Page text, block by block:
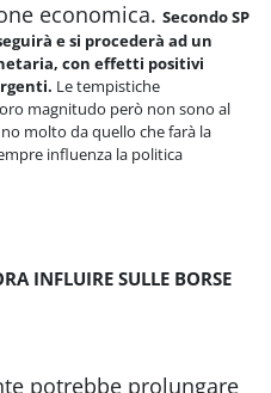
economica. Secondo SP
e si procederà ad un
con effetti positivi
Le tempistiche
magnitudo però non sono al
molto da quello che farà la
influenza la politica
INFLUIRE SULLE BORSE
potrebbe prolungare